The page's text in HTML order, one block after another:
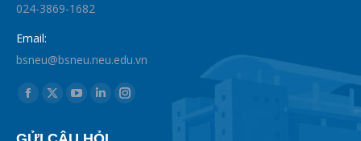
024-3869-1682
Email:
bsneu@bsneu.neu.edu.vn
Find us on:
Facebook
X
YouTube
LinkedinInstagram